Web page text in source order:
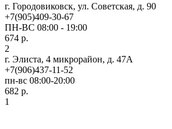
г. Городовиковск, ул. Советская, д. 90
+7(905)409-30-67
ПН-ВС 08:00 - 19:00
674 р.
2
г. Элиста, 4 микрорайон, д. 47А
+7(906)437-11-52
пн-вс 08:00-20:00
682 р.
1